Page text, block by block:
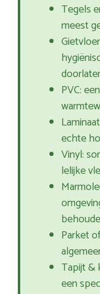
Tegels
meest
PVC:
echte
Vinyl:
lelijke
Parket
Tapijt &
een